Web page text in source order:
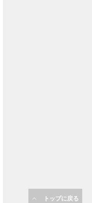
トップに戻る